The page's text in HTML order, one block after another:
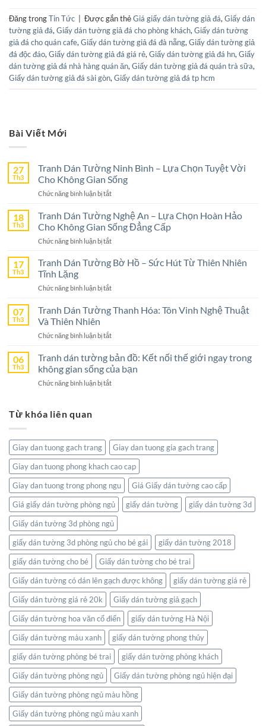
Đăng trongTin Tức Được gắn thẻGiá giấy dán tường giả đá, Giấy dán
tường giả đá, Giấy dán tường giả đá cho phòng khách, Giấy dán tường
giả đá cho quán cafe, Giấy dán tường giả đá đà nẵng, Giấy dán tường giả
đá độc đáo, Giấy dán tường giả đá giá rẻ, Giấy dán tường giả đá hn, Giấy
dán tường giả đá nhà hàng quán ăn, Giấy dán tường giả đá quán trà sữa,
Giấy dán tường giả đá sài gòn, Giấy dán tường giả đá tp hcm
Bài Viết Mới
27
Th3
Tranh Dán Tường Ninh Bình – Lựa Chọn Tuyệt Vời
Cho Không Gian Sống
Chức năng bình luận bị tắtở
Dán
Tường
Ninh
Bình
Lựa
Không
Sống
18
Th3
Tranh Dán Tường Nghệ An – Lựa Chọn Hoàn Hảo
Cho Không Gian Sống Đẳng Cấp
Chức năng bình luận bị tắtở
Dán
An
Lựa
Không
Gian
Sống
17
Th3
Tranh Dán Tường Bờ Hồ – Sức Hút Từ Thiên Nhiên
Tĩnh Lặng
Chức năng bình luận bị tắtở
Dán
Hồ
Sức
Hút
07
Th3
Tranh Dán Tường Thanh Hóa: Tôn Vinh Nghệ Thuật
Và Thiên Nhiên
Chức năng bình luận bị tắtở
Dán
Tường
Thanh
Hóa:
Thiên
Nhiên
06
Th3
Tranh dán tường bản đồ: Kết nối thế giới ngay trong
không gian sống của bạn
Chức năng bình luận bị tắtở
Kết
nối
giới
ngay
trong
không
gian
sống
của
bạn
Từ khóa liên quan
Giay dan tuong gach trang
Giay dan tuong gia gach trang
Giay dan tuong phong khach cao cap
Giay dan tuong trong phong ngu
Giá Giấy dán tường cao cấp
Giá giấy dán tường phòng ngủ
giấy dán tường
giấy dán tường 3d
Giấy dán tường 3d phòng ngủ
giấy dán tường 3d phòng ngủ cho bé gái
giấy dán tường 2018
giấy dán tường cho bé
Giấy dán tường cho bé trai
Giấy dán tường có dán lên gạch được không
giấy dán tường giá rẻ
Giấy dán tường giá rẻ 20k
Giấy dán tường giả gạch
Giấy dán tường hoa văn cổ điển
giấy dán tường Hà Nội
Giấy dán tường màu xanh
giấy dán tường phong thủy
giấy dán tường phòng bé trai
giấy dán tường phòng khách
Giấy dán tường phòng ngủ
Giấy dán tường phòng ngủ hiện đại
Giấy dán tường phòng ngủ màu hồng
Giấy dán tường phòng ngủ màu xanh